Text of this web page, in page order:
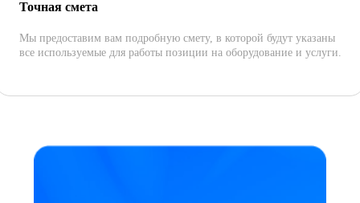
Точная смета
Мы предоставим вам подробную смету, в которой будут указаны
все используемые для работы позиции на оборудование и услуги.